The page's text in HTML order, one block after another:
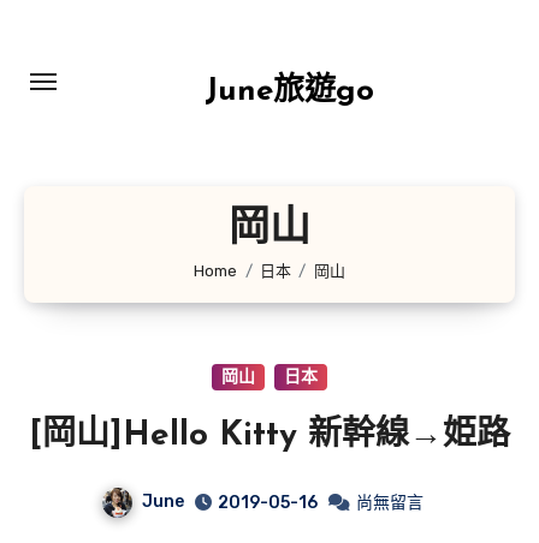
content
June旅遊go
岡山
Home 日本 岡山
岡山 日本
[岡山]Hello Kitty 新幹線→姫路
June 2019-05-16 尚無留言